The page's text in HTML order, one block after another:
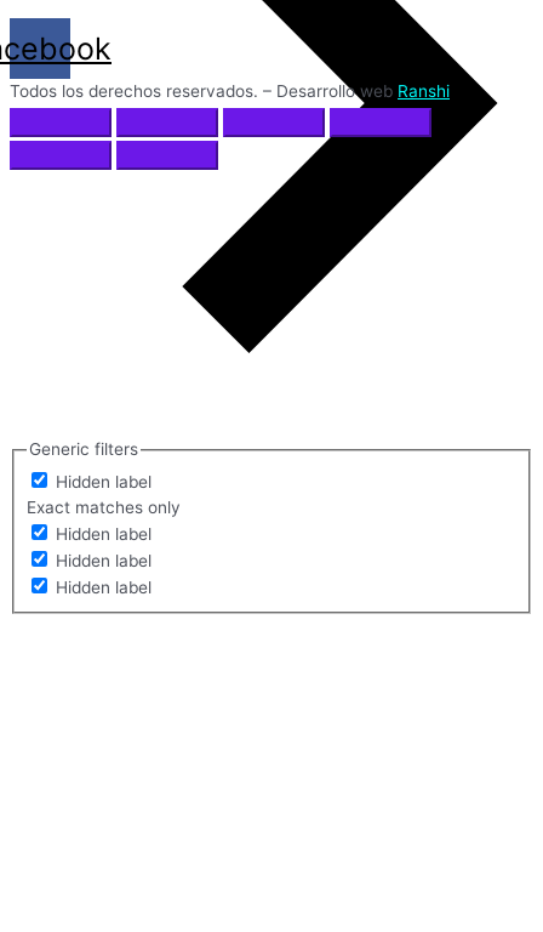
Generic filters
Hidden label
Exact matches only
Hidden label
Hidden label
Hidden label
Todos los derechos reservados. – Desarrollo web Ranshi